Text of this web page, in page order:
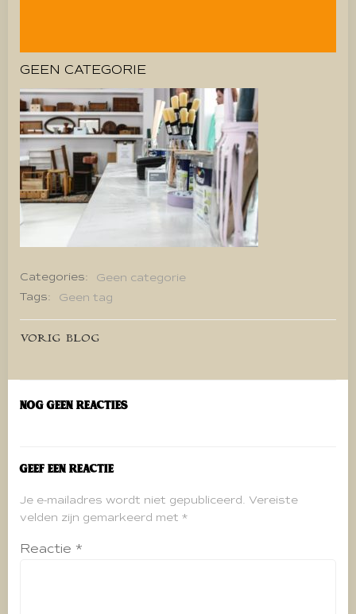
GEEN CATEGORIE
Categories:
Geen categorie
Tags:
Geen tag
Bericht
navigatie
VORIG BLOG
Nog geen reacties
Geef een reactie
Je e-mailadres wordt niet gepubliceerd. Vereiste
velden zijn gemarkeerd met *
Reactie *